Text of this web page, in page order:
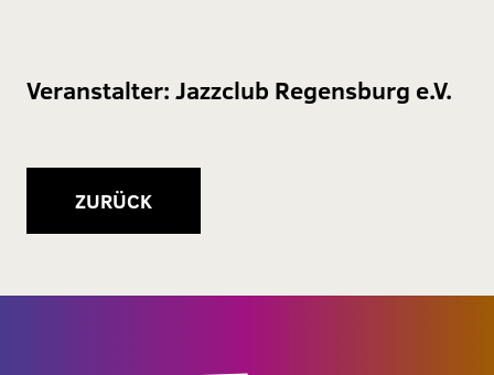
Veranstalter: Jazzclub Regensburg e.V.
ZURÜCK